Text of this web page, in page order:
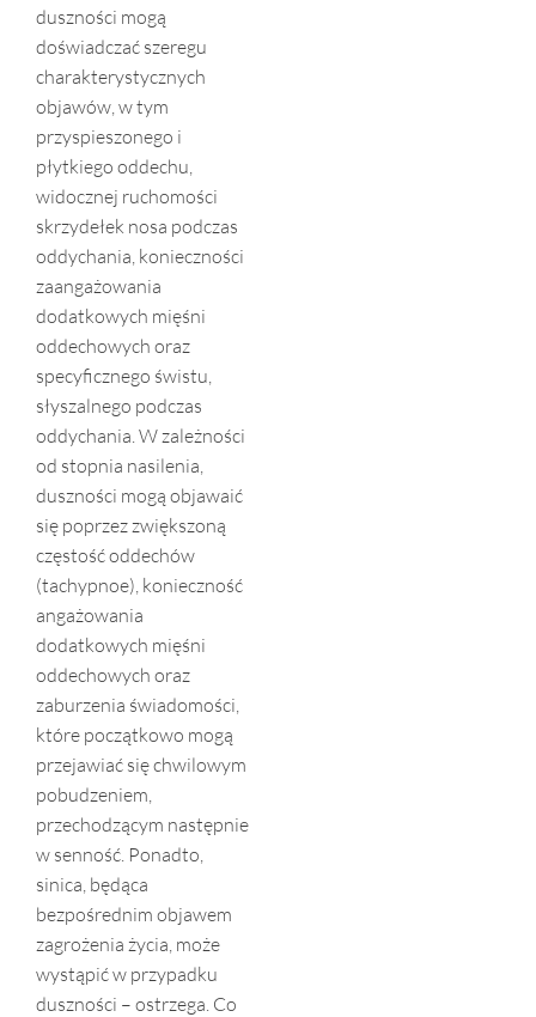
duszności mogą
doświadczać szeregu
charakterystycznych
objawów, w tym
przyspieszonego i
płytkiego oddechu,
widocznej ruchomości
skrzydełek nosa podczas
oddychania, konieczności
zaangażowania
dodatkowych mięśni
oddechowych oraz
specyficznego świstu,
słyszalnego podczas
oddychania. W zależności
od stopnia nasilenia,
duszności mogą objawaić
się poprzez zwiększoną
częstość oddechów
(tachypnoe), konieczność
angażowania
dodatkowych mięśni
oddechowych oraz
zaburzenia świadomości,
które początkowo mogą
przejawiać się chwilowym
pobudzeniem,
przechodzącym następnie
w senność. Ponadto,
sinica, będąca
bezpośrednim objawem
zagrożenia życia, może
wystąpić w przypadku
duszności – ostrzega. Co